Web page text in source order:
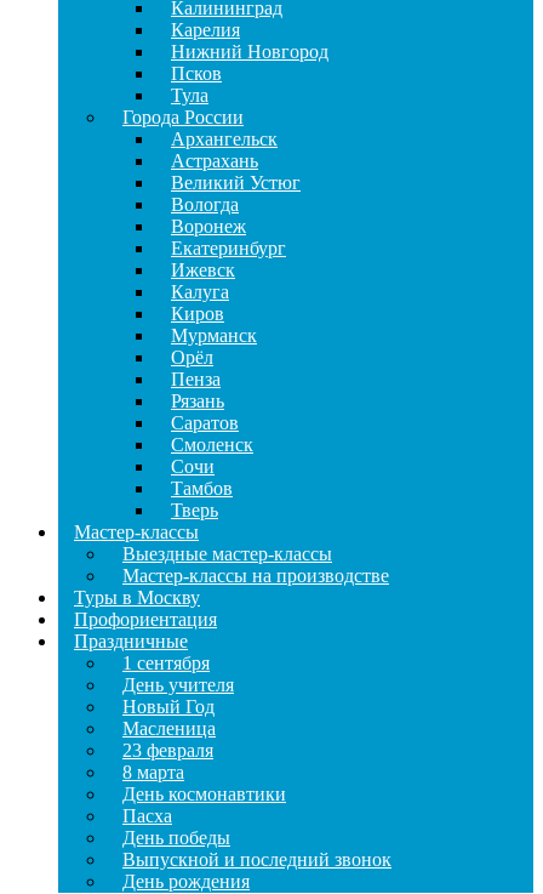
Калининград
Карелия
Нижний Новгород
Псков
Тула
Города России
Архангельск
Астрахань
Великий Устюг
Вологда
Воронеж
Екатеринбург
Ижевск
Калуга
Киров
Мурманск
Орёл
Пенза
Рязань
Саратов
Смоленск
Сочи
Тамбов
Тверь
Мастер-классы
Выездные мастер-классы
Мастер-классы на производстве
Туры в Москву
Профориентация
Праздничные
1 сентября
День учителя
Новый Год
Масленица
23 февраля
8 марта
День космонавтики
Пасха
День победы
Выпускной и последний звонок
День рождения